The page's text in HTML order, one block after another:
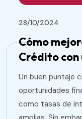
28/10/2024
Cómo
Crédito
Un buen puntaje
oportunidades
como tasas de